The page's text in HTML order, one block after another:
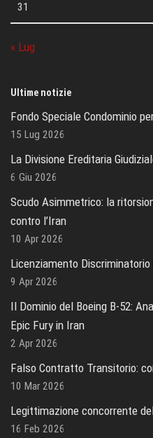
31
« Lug
Ultime notizie
Fondo Speciale Condominio
15 Lug 2026
La Divisione Ereditaria
6 Giu 2026
Scudo Asimmetrico: la
contro l’Iran
10 Apr 2026
Licenziamento
9 Apr 2026
Il Dominio del Boeing B-52:
Epic Fury in Iran
2 Apr 2026
Falso Contratto Transitorio:
10 Mar 2026
Legittimazione concorrente
16 Feb 2026